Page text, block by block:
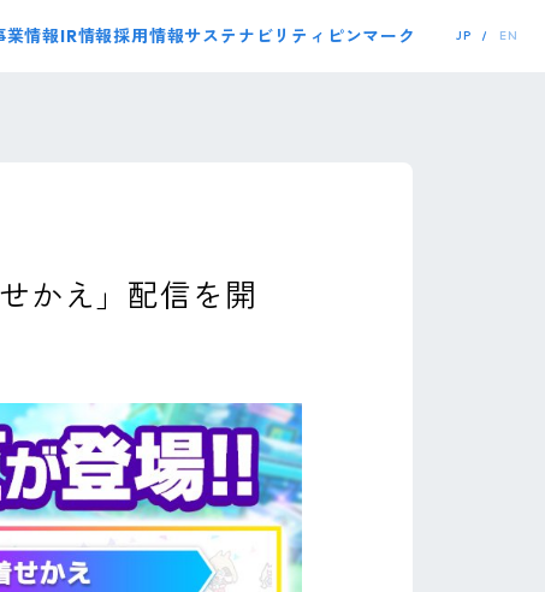
業情報IR情報採用情報サステナビリティ ピンマーク JP EN
かえ」配信を開